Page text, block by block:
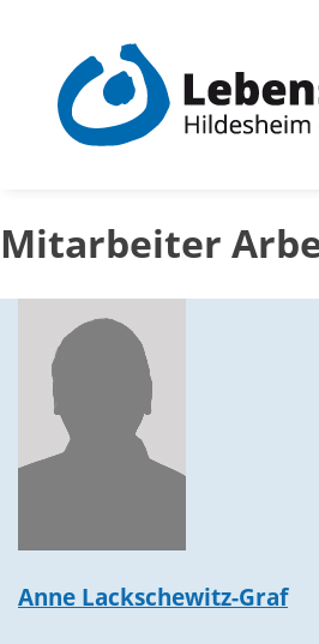
content
Mitarbeiter
Anne Lackschewitz-Graf